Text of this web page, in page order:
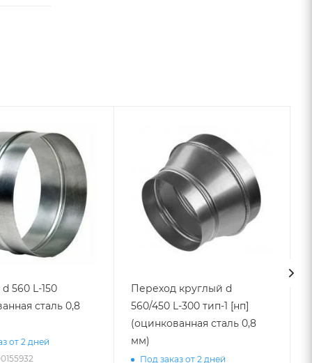
560 L-150
сталь 0,8
от 2 дней
Переход круглый d
560/450 L-300 тип-1 [нп]
(оцинкованная сталь 0,8
мм)
Под заказ от 2 дней